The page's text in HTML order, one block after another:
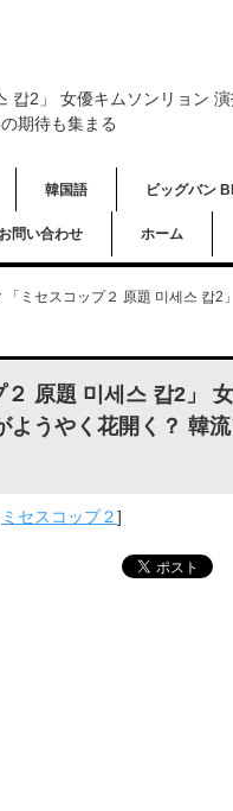
캅2」 女優キムソンリョン
期待も集まる
韓国語 ビッグバン
お問い合わせ ホーム
ミセスコップ２ 原題 미세스 캅
原題 미세스 캅2」
ようやく花開く？ 韓
ミセスコップ２]